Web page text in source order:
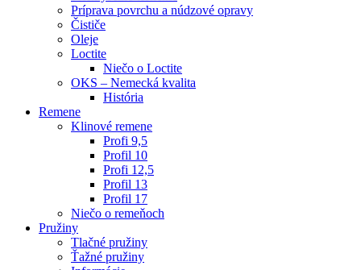
Príprava povrchu a núdzové opravy
Čističe
Oleje
Loctite
Niečo o Loctite
OKS – Nemecká kvalita
História
Remene
Klinové remene
Profi 9,5
Profil 10
Profi 12,5
Profil 13
Profil 17
Niečo o remeňoch
Pružiny
Tlačné pružiny
Ťažné pružiny